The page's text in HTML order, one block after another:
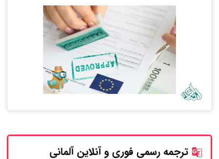
ترجمه رسمی فوری و آنلاینآلمانی